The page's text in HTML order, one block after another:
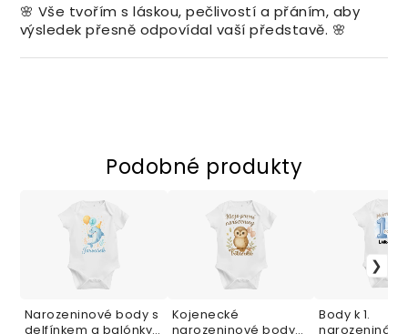
🌸 Vše tvořím s láskou, pečlivostí a přáním, aby
výsledek přesně odpovídal vaší představě. 🌸
Podobné produkty
Narozeninové body s
delfínkem a balónky
Kojenecké
narozeninové body
Body k 1.
narozeninám